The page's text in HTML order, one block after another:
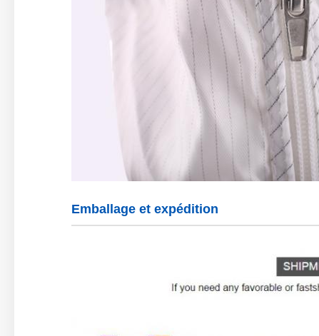
Emballage et expédition